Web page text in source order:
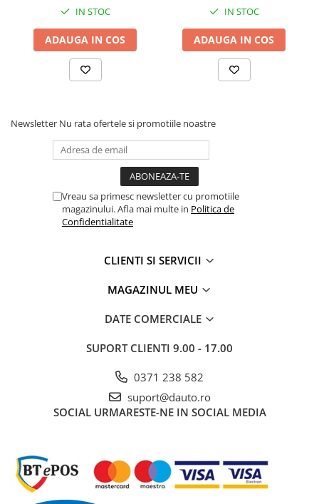
Elemente Caroserie
Capace inox si jante
Capace piulite
Deflectoare geam
Accesorii
Protectii si pasaje roti
Electrice auto, camioane si remorci
Borne si Conectori Baterie Auto
Cabluri Multifilare Auto
Conectori Cabluri si Izolatie Auto
Invertoare de tensiune
Prize bricheta & USB
camion si remorca
Mufe si conectori auto etansi
Prize si conectori alimentare 2/3
IN STOC
ADAUGA IN COS
IN STOC
ADAUGA IN COS
Newsletter Nu rata ofertele si promotiile noastre
Vreau sa primesc newsletter cu promotiile
magazinului. Afla mai multe in Politica de
Confidentialitate
CLIENTI SI SERVICII
MAGAZINUL MEU
DATE COMERCIALE
SUPORT CLIENTI 9.00 - 17.00
0371 238 582
suport@dauto.ro
SOCIAL URMARESTE-NE IN SOCIAL MEDIA